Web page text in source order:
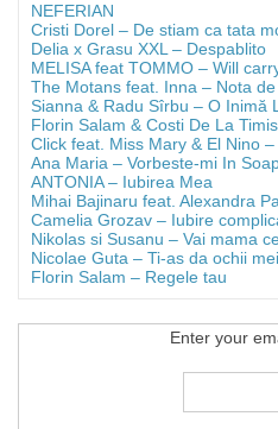
NEFERIAN
Cristi Dorel – De stiam ca tata
Delia x Grasu XXL – Despablito
MELISA feat TOMMO – Will
The Motans feat. Inna – Nota
Sianna & Radu Sîrbu – O Inimă
Florin Salam & Costi De La
Click feat. Miss Mary & El Nino
Ana Maria – Vorbeste-mi In
ANTONIA – Iubirea Mea
Mihai Bajinaru feat. Alexandra
Camelia Grozav – Iubire
Nikolas si Susanu – Vai mama
Nicolae Guta – Ti-as da ochii mei
Florin Salam – Regele tau
Enter your